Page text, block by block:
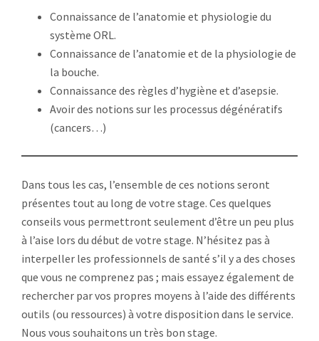
Connaissance de l’anatomie et physiologie du
système ORL.
Connaissance de l’anatomie et de la physiologie de
la bouche.
Connaissance des règles d’hygiène et d’asepsie.
Avoir des notions sur les processus dégénératifs
(cancers…)
Dans tous les cas, l’ensemble de ces notions seront
présentes tout au long de votre stage. Ces quelques
conseils vous permettront seulement d’être un peu plus
à l’aise lors du début de votre stage. N’hésitez pas à
interpeller les professionnels de santé s’il y a des choses
que vous ne comprenez pas ; mais essayez également de
rechercher par vos propres moyens à l’aide des différents
outils (ou ressources) à votre disposition dans le service.
Nous vous souhaitons un très bon stage.